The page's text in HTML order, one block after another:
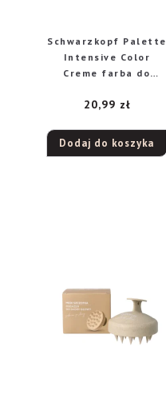
Schwarzkopf Palette
Intensive Color
Creme farba do
brąz, 1 szt.
20,99 zł
Dodaj do koszyka